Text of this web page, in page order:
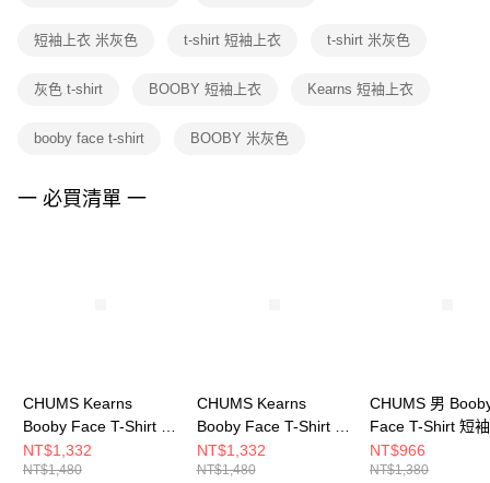
１．透過由恩沛科技股份有限公司提供之「AFTEE先享後付」服務完成之交
權轉讓予恩沛科技股份有限公司。
３．未成年的使用者請事先徵得法定代理人或監護人之同意方可使用
４．使用「AFTEE先享後付」時，將依據個別帳號之用戶狀況，依本公司即
短袖上衣 米灰色 t-shirt 短袖上衣 t-shirt 米灰色
灰色 t-shirt BOOBY 短袖上衣 Kearns 短袖上衣
booby face t-shirt BOOBY 米灰色
一 必買清單 一
CHUMS Kearns
Booby Face T-Shirt 男
短袖上衣 黑/白
CH012709K001
NT$1,332
NT$1,480
CHUMS Kearns
Booby Face T-Shirt 男
短袖上衣 深藍
CH012709N001
NT$1,332
NT$1,480
CHUMS 男
Face T-Shirt 短
CH012278G075
NT$966
NT$1,380